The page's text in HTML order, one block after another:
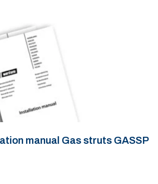
manual Gas struts GASSP